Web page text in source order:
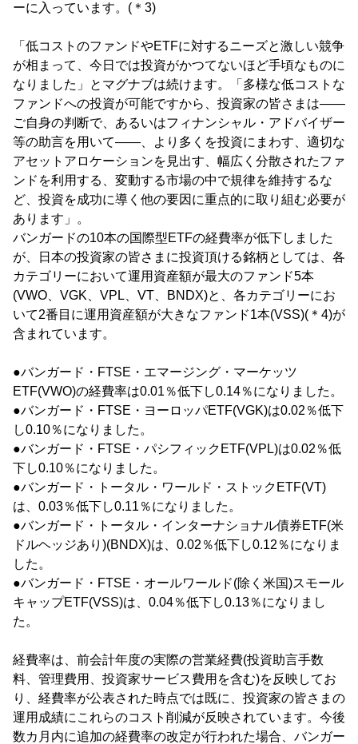
ーに入っています。(＊3)
「低コストのファンドやETFに対するニーズと激しい競争
が相まって、今日では投資がかつてないほど手頃なものに
なりました」とマグナブは続けます。「多様な低コストな
ファンドへの投資が可能ですから、投資家の皆さまは――
ご自身の判断で、あるいはフィナンシャル・アドバイザー
等の助言を用いて――、より多くを投資にまわす、適切な
アセットアロケーションを見出す、幅広く分散されたファ
ンドを利用する、変動する市場の中で規律を維持するな
ど、投資を成功に導く他の要因に重点的に取り組む必要が
あります」。
バンガードの10本の国際型ETFの経費率が低下しました
が、日本の投資家の皆さまに投資頂ける銘柄としては、各
カテゴリーにおいて運用資産額が最大のファンド5本
(VWO、VGK、VPL、VT、BNDX)と、各カテゴリーにお
いて2番目に運用資産額が大きなファンド1本(VSS)(＊4)が
含まれています。
●バンガード・FTSE・エマージング・マーケッツ
ETF(VWO)の経費率は0.01％低下し0.14％になりました。
●バンガード・FTSE・ヨーロッパETF(VGK)は0.02％低下
し0.10％になりました。
●バンガード・FTSE・パシフィックETF(VPL)は0.02％低
下し0.10％になりました。
●バンガード・トータル・ワールド・ストックETF(VT)
は、0.03％低下し0.11％になりました。
●バンガード・トータル・インターナショナル債券ETF(米
ドルヘッジあり)(BNDX)は、0.02％低下し0.12％になりま
した。
●バンガード・FTSE・オールワールド(除く米国)スモール
キャップETF(VSS)は、0.04％低下し0.13％になりまし
た。
経費率は、前会計年度の実際の営業経費(投資助言手数
料、管理費用、投資家サービス費用を含む)を反映してお
り、経費率が公表された時点では既に、投資家の皆さまの
運用成績にこれらのコスト削減が反映されています。今後
数カ月内に追加の経費率の改定が行われた場合、バンガー